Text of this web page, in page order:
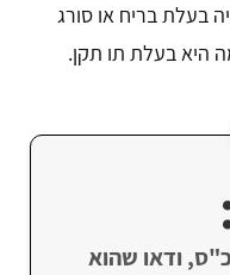
בעלת בריח או סורג
היא בעלת תו תקן.
לפני שבוחרים מזגן 3.5 כ"ס, ודאו שהוא